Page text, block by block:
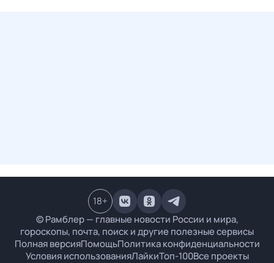
© Рамблер — главные новости России и мира,
гороскопы, почта, поиск и другие полезные сервисы
Полная версияПомощьПолитика конфиденциальности
Условия использованияЛайкиТоп-100Все проекты
18+